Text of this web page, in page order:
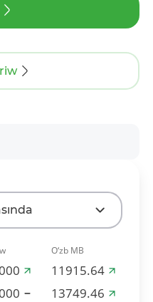
O‘zb MB
11915.64
13749.46